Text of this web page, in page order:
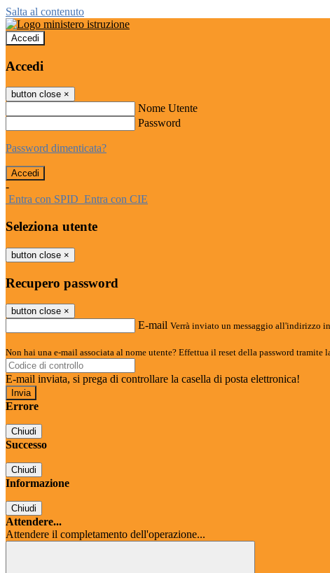
Salta al contenuto
Accedi
Accedi
button close ×
Nome Utente
Password
Password dimenticata?
-
Entra con SPID Entra con CIE
Seleziona utente
button close ×
Recupero password
button close ×
E-mail Verrà inviato un messaggio all'indirizzo
Non hai una e-mail associata al nome utente? Effettua il reset della password tramite
E-mail inviata, si prega di controllare la casella di posta elettronica!
Errore
Chiudi
Successo
Chiudi
Informazione
Chiudi
Attendere...
Attendere il completamento dell'operazione...